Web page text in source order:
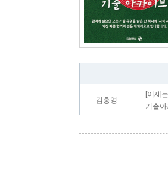
김홍영
[이제
기출